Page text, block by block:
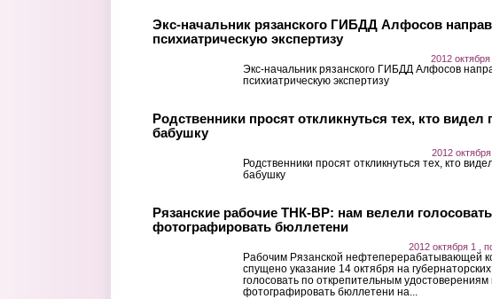
Экс-начальник рязанского ГИБДД Алфосов
психиатрическую экспертизу
2012
Экс-начальник рязанского ГИБДД Алфосов
психиатрическую экспертизу
Родственники просят откликнуться тех, кто
бабушку
2012
Родственники просят откликнуться тех, кто
бабушку
Рязанские рабочие ТНК-ВР: нам велели
фотографировать бюллетени
2012 октября 1 ,
Рабочим Рязанской нефтеперерабатывающей
спущено указание 14 октября на
голосовать по открепительным удостоверениям
фотографировать бюллетени на...